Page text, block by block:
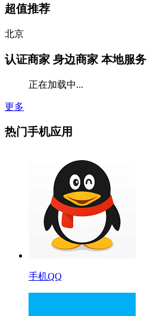
超值推荐
北京
认证商家 身边商家 本地服务
正在加载中...
更多
热门手机应用
手机QQ